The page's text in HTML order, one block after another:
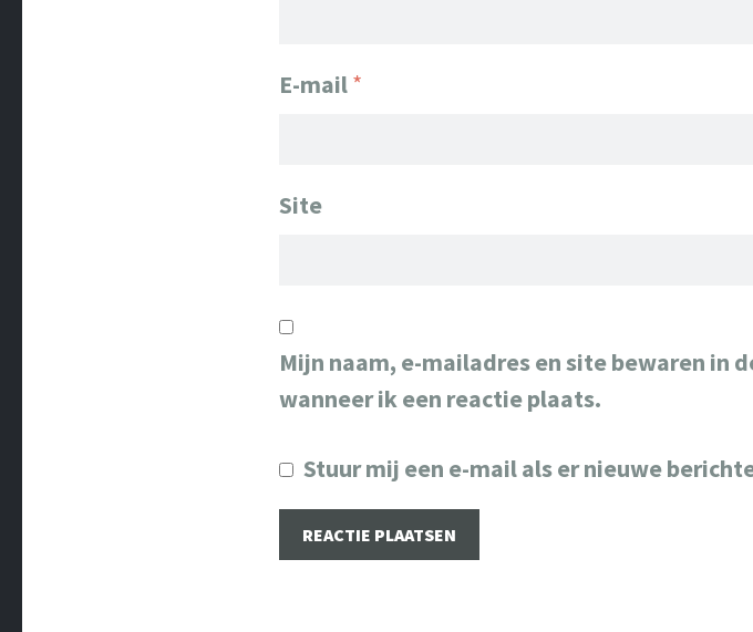
E-mail*
Site
Mijn naam, e-mailadres en site bewaren in
wanneer ik een reactie plaats.
Stuur mij een e-mail als er nieuwe